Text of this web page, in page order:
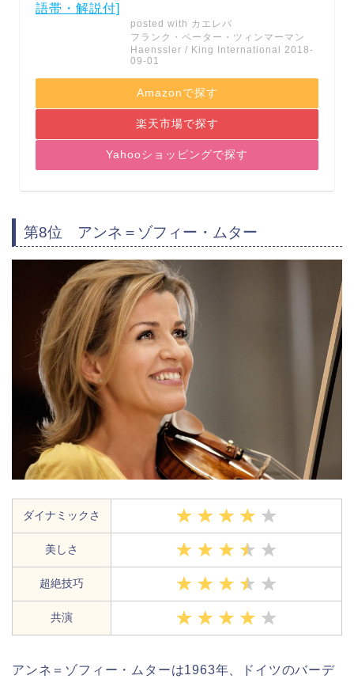
語帯・解説付]
posted with カエレバ
フランク・ペーター・ツィンマーマン
Haenssler / King International 2018-
09-01
Amazonで探す
楽天市場で探す
Yahooショッピングで探す
第8位 アンネ＝ゾフィー・ムター
ダイナミックさ
美しさ
超絶技巧
共演
アンネ＝ゾフィー・ムターは1963年、ドイツのバーデ